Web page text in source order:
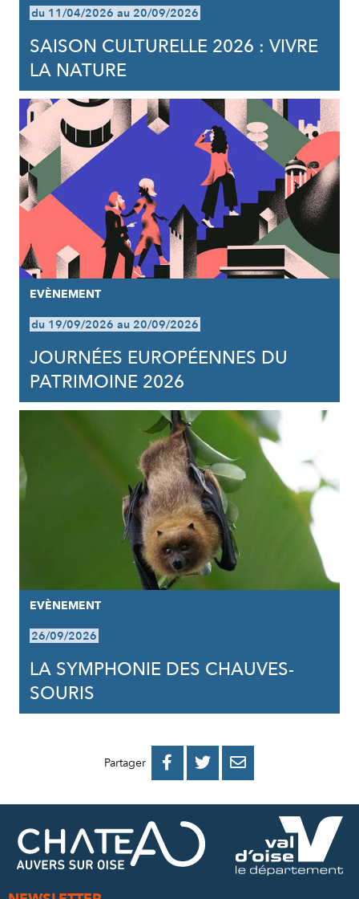
du 11/04/2026 au 20/09/2026
SAISON CULTURELLE 2026 : VIVRE
LA NATURE
EVÈNEMENT
du 19/09/2026 au 20/09/2026
JOURNÉES EUROPÉENNES DU
PATRIMOINE 2026
EVÈNEMENT
26/09/2026
LA SYMPHONIE DES CHAUVES-
SOURIS
Partager 
PARTAGER
FACEBOOK
PARTAGER
PARTAGER
MAIL